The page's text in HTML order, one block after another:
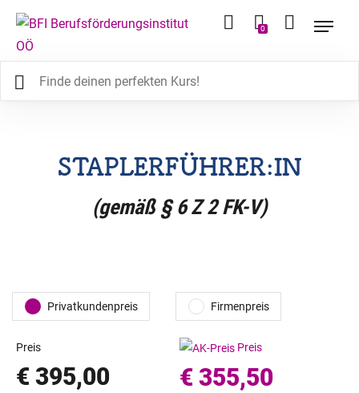
0
STAPLERFÜHRER:IN
(gemäß § 6 Z 2 FK-V)
Privatkundenpreis Firmenpreis
Preis
€ 395,00
Preis
€ 355,50